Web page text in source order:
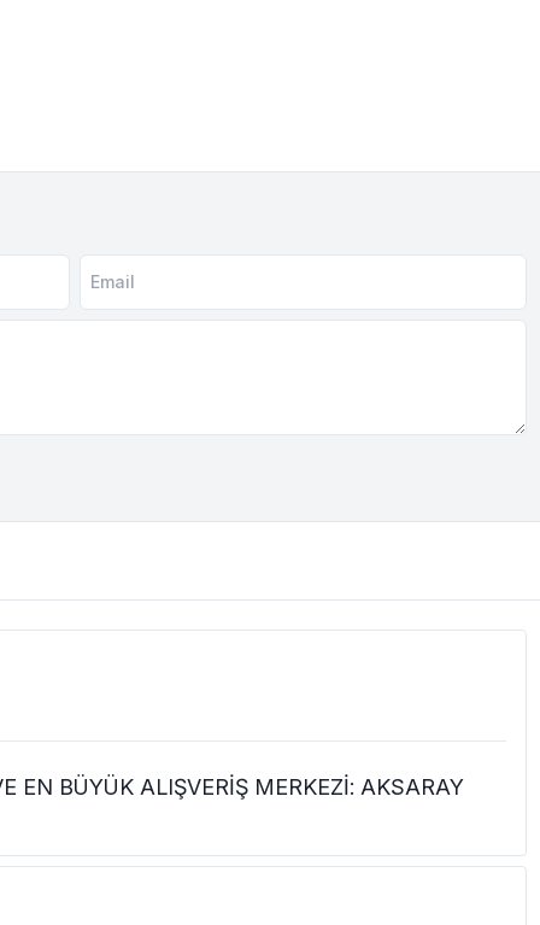
EN BÜYÜK ALIŞVERİŞ MERKEZİ: AKSARAY